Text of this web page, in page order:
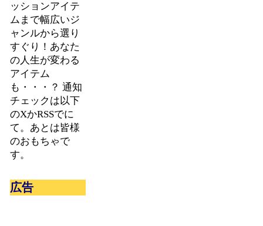
ッションアイテ
ムまで幅広いジ
ャンルから選り
すぐり！あなた
の人生が変わる
アイテム
も・・・？ 通知
チェックは以下
のXかRSSでに
て。あとは皆様
のおもちゃで
す。
広告